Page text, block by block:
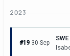
2023
#19 30 Sep